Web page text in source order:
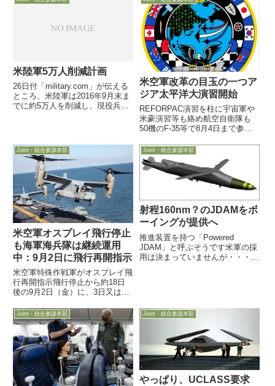
米陸軍5万人削減計画
26日付「military.com」が伝える
ところ、米陸軍は2016年9月末ま
でに約5万人を削減し、現役兵52
れば・
米空軍改革の目玉の一つア
ジア太平洋大演習開始
REFORPAC演習を柱に宇宙軍や
米豪演習等も絡め航空自衛隊も
50機のF-35等で8月4日まで参加
Exercise）シリーズ演習とも呼称
7月8日、米空軍が掲げる大改革
の柱の一つ「即応態勢の向上」の
Joint・統合参謀本部
米空軍オスプレイ飛行停止
も海軍海兵隊は継続運用
中：9月2日に飛行再開指示
米空軍特殊作戦軍がオスプレイ飛
行再開指示飛行停止から約18日
後の9月2日（金）に、3日又は4
フルパワーにするのではなく、ク
ラッチ滑りがないことを確認する
ため 2 秒間のホバリング確認を
指示飛行停止にしていない米...
Joint・統合参謀本部
射程160nm？のJDAMをボ
ーイングが提供へ
推進装置を持つ「Powered
JDAM」と呼ぶそうです米軍の採
用は決まっていませんが・・・巡
Joint・統合参謀本部 Joint・統合参謀本部
やっぱり、UCLASS要求